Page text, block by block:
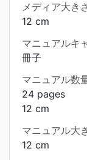
メディア大き
12 cm
マニュアルキ
冊子
マニュアル数
24 pages
12 cm
マニュアル大
12 cm